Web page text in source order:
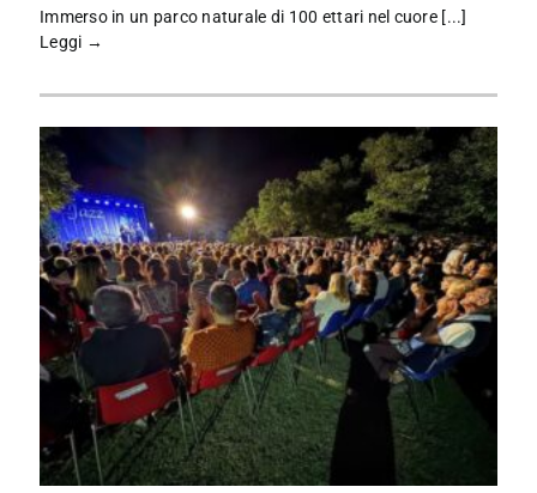
Immerso in un parco naturale di 100 ettari nel cuore [...]
Leggi →